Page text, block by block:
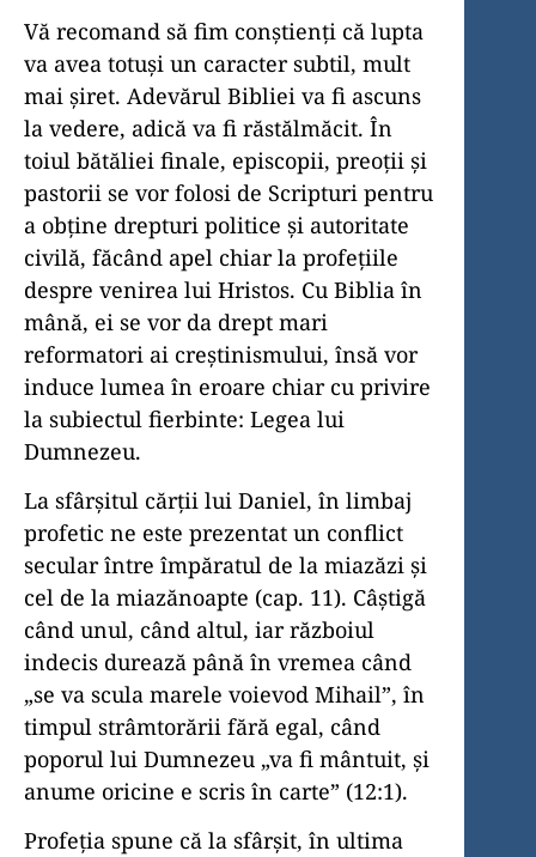
Vă recomand să fim conștienți că lupta
va avea totuși un caracter subtil, mult
mai șiret. Adevărul Bibliei va fi ascuns
la vedere, adică va fi răstălmăcit. În
toiul bătăliei finale, episcopii, preoții și
pastorii se vor folosi de Scripturi pentru
a obține drepturi politice și autoritate
civilă, făcând apel chiar la profețiile
despre venirea lui Hristos. Cu Biblia în
mână, ei se vor da drept mari
reformatori ai creștinismului, însă vor
induce lumea în eroare chiar cu privire
la subiectul fierbinte: Legea lui
Dumnezeu.
La sfârșitul cărții lui Daniel, în limbaj
profetic ne este prezentat un conflict
secular între împăratul de la miazăzi și
cel de la miazănoapte (cap. 11). Câștigă
când unul, când altul, iar războiul
indecis durează până în vremea când
„se va scula marele voievod Mihail”, în
timpul strâmtorării fără egal, când
poporul lui Dumnezeu „va fi mântuit, și
anume oricine e scris în carte” (12:1).
Profeția spune că la sfârșit, în ultima